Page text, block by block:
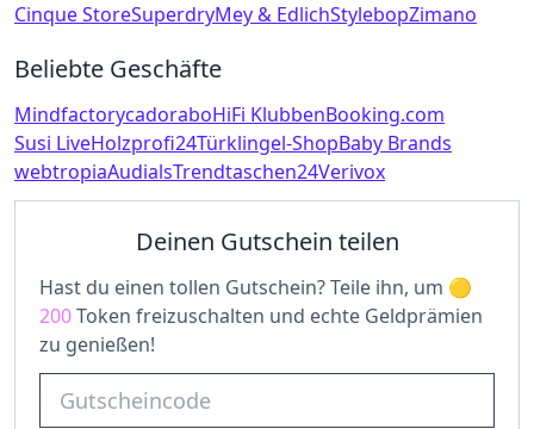
Cinque StoreSuperdryMey & EdlichStylebopZimano
Beliebte Geschäfte
MindfactorycadoraboHiFi KlubbenBooking.com
Susi LiveHolzprofi24Türklingel-ShopBaby Brands
webtropiaAudialsTrendtaschen24Verivox
Deinen Gutschein teilen
Hast du einen tollen Gutschein? Teile ihn, um
200Token freizuschalten und echte Geldprämien
zu genießen!